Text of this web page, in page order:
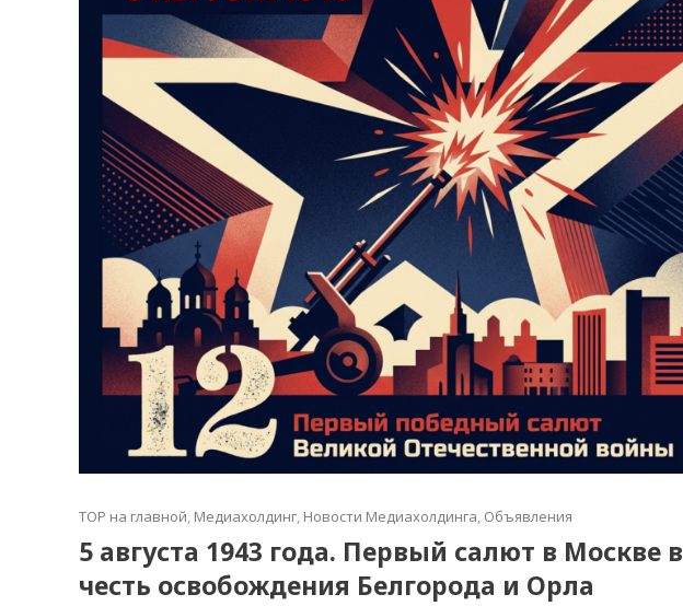
TOP на главной, Медиахолдинг, Новости Медиахолдинга, Объявления
5 августа 1943 года. Первый салют в Москве в
честь освобождения Белгорода и Орла